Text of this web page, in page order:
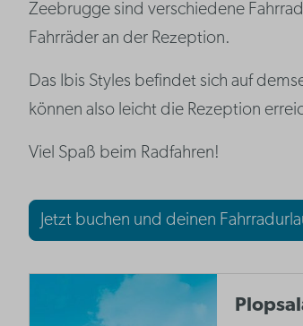
Zeebrugge sind verschiedene
Fahrräder an der Rezeption.
Das Ibis Styles befindet sich auf
können also leicht die Rezeption
Viel Spaß beim Radfahren!
Jetzt buchen und deinen